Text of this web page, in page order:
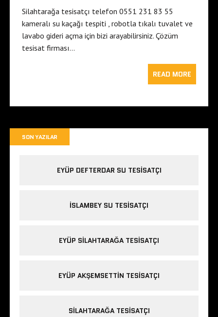
Silahtarağa tesisatçı telefon 0551 231 83 55
kameralı su kaçağı tespiti , robotla tıkalı tuvalet ve
lavabo gideri açma için bizi arayabilirsiniz. Çözüm
tesisat firması…
READ MORE
SON YAZILAR
EYÜP DEFTERDAR SU TESISATÇI
İSLAMBEY SU TESISATÇI
EYÜP SILAHTARAĞA TESISATÇI
EYÜP AKŞEMSETTIN TESISATÇI
SILAHTARAĞA TESISATÇI